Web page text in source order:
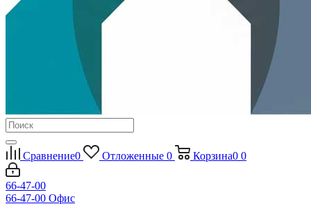
Сравнение0 Отложенные 0 Корзина0 0
66-47-00
66-47-00 Офис